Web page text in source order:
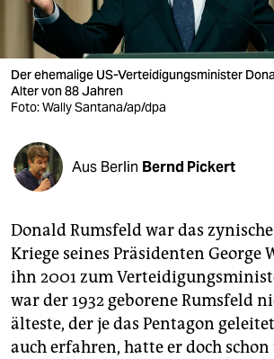
wahrheit
verlag
verlag
shop
fragen & hilfe
unterstützen
abo
genossenschaft
epaper login
Der ehemalige US-Verteidigungsminister
Alter von 88 Jahren
Foto: Wally Santana/ap/dpa
Aus Berlin Bernd Pickert
Donald Rumsfeld war das
Kriege seines Präsidenten George
ihn 2001 zum
war der 1932 geborene Rumsfeld
älteste, der je das Pentagon
auch erfahren, hatte er doch